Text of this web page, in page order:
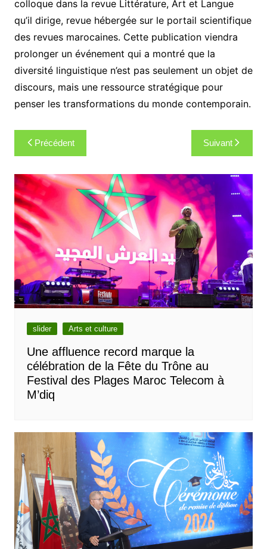
colloque dans la revue Littérature, Art et Langue
qu’il dirige, revue hébergée sur le portail scientifique
des revues marocaines. Cette publication viendra
prolonger un événement qui a montré que la
diversité linguistique n’est pas seulement un objet de
discours, mais une ressource stratégique pour
penser les transformations du monde contemporain.
Navigation
de
l’article
Précédent Suivant
slider Arts et culture
Une affluence record marque la
célébration de la Fête du Trône au
Festival des Plages Maroc Telecom à
M’diq